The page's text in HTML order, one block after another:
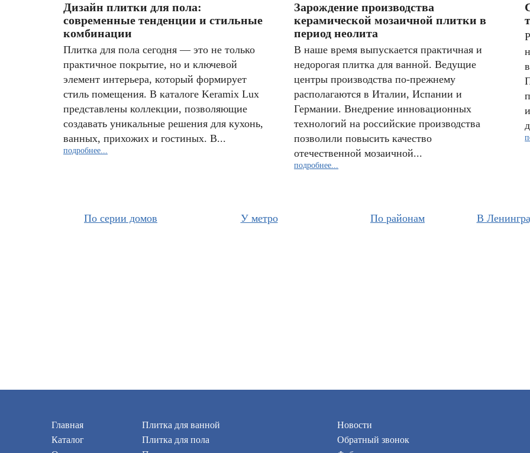
Дизайн плитки для пола:
современные тенденции и стильные
комбинации
Плитка для пола сегодня — это не только
практичное покрытие, но и ключевой
элемент интерьера, который формирует
стиль помещения. В каталоге Keramix Lux
представлены коллекции, позволяющие
создавать уникальные решения для кухонь,
ванных, прихожих и гостиных. В...
подробнее...
Зарождение производства
керамической мозаичной плитки в
период неолита
В наше время выпускается практичная и
недорогая плитка для ванной. Ведущие
центры производства по-прежнему
располагаются в Италии, Испании и
Германии. Внедрение инновационных
технологий на российские производства
позволили повысить качество
отечественной мозаичной...
подробнее...
По серии домов У метро По районам В
Главная
Каталог
Плитка для ванной
Плитка для пола
Новости
Обратный звонок